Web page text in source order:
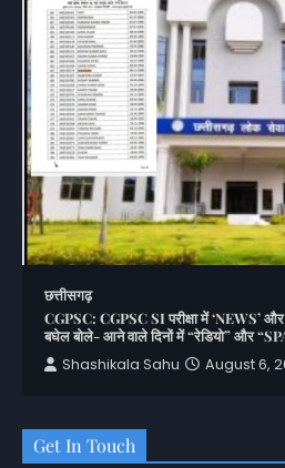
छत्तीसगढ़
CGPSC: CGPSC SI परीक्षा में ‘NEWS’
बघेल बोले- आने वाले दिनों में “रेडियो” और
Shashikala Sahu
August 6,
Get In Touch